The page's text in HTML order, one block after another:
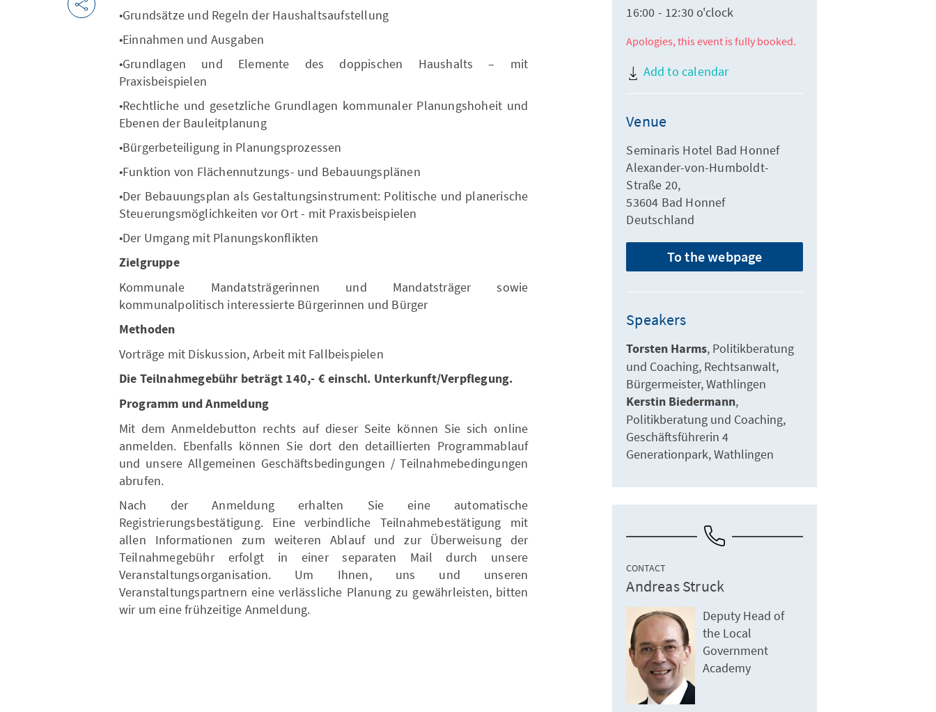
•Grundsätze und Regeln der Haushaltsaufstellung
•Einnahmen und Ausgaben
•Grundlagen und Elemente des doppischen Haushalts – mit
Praxisbeispielen
•Rechtliche und gesetzliche Grundlagen kommunaler Planungshoheit und
Ebenen der Bauleitplanung
•Bürgerbeteiligung in Planungsprozessen
•Funktion von Flächennutzungs- und Bebauungsplänen
•Der Bebauungsplan als Gestaltungsinstrument: Politische und planerische
Steuerungsmöglichkeiten vor Ort - mit Praxisbeispielen
•Der Umgang mit Planungskonflikten
Zielgruppe
Kommunale Mandatsträgerinnen und Mandatsträger sowie
kommunalpolitisch interessierte Bürgerinnen und Bürger
Methoden
Vorträge mit Diskussion, Arbeit mit Fallbeispielen
Die Teilnahmegebühr beträgt 140,- € einschl. Unterkunft/Verpflegung.
Programm und Anmeldung
Mit dem Anmeldebutton rechts auf dieser Seite können Sie sich online
anmelden. Ebenfalls können Sie dort den detaillierten Programmablauf
und unsere Allgemeinen Geschäftsbedingungen / Teilnahmebedingungen
abrufen.
Nach der Anmeldung erhalten Sie eine automatische
Registrierungsbestätigung. Eine verbindliche Teilnahmebestätigung mit
allen Informationen zum weiteren Ablauf und zur Überweisung der
Teilnahmegebühr erfolgt in einer separaten Mail durch unsere
Veranstaltungsorganisation. Um Ihnen, uns und unseren
Veranstaltungspartnern eine verlässliche Planung zu gewährleisten, bitten
wir um eine frühzeitige Anmeldung.
16:00 - 12:30 o'clock
Apologies, this event is fully booked.
Add to calendar
Venue
Seminaris Hotel Bad Honnef
Alexander-von-Humboldt-
Straße 20,
53604 Bad Honnef
Deutschland
To the webpage
Speakers
Torsten Harms Politikberatung
und Coaching Rechtsanwalt
Bürgermeister Wathlingen
Kerstin Biedermann
Politikberatung und Coaching
Geschäftsführerin 4
Generationpark Wathlingen
CONTACT
Andreas Struck
Deputy Head of
the Local
Government
Academy